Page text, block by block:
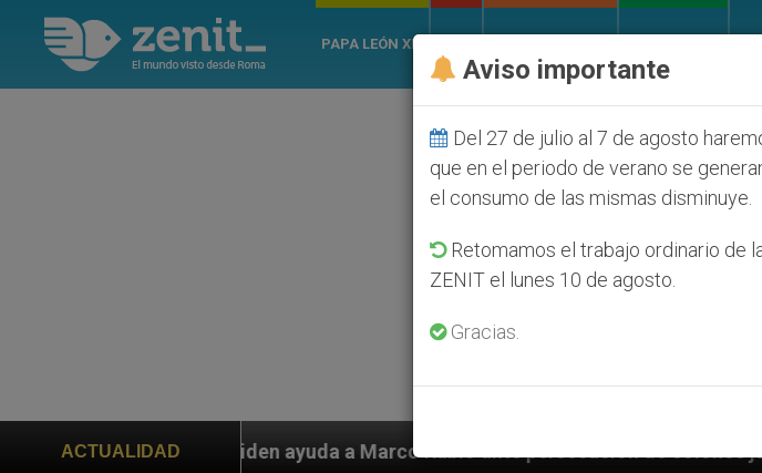
PAPA LEÓN XIV
ACTUALIDAD
piden ayuda a Marco Rubio ante persecución de colonos judíos que afecta a
Aviso importante
Del 27 de julio al 7 de agosto
que en el periodo de verano se
el consumo de las mismas disminuye.
Retomamos el trabajo ordinario de
ZENIT el lunes 10 de agosto.
Gracias.